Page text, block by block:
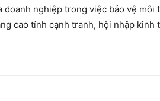
doanh nghiệp trong việc bảo vệ
cao tính cạnh tranh, hội nhập kinh